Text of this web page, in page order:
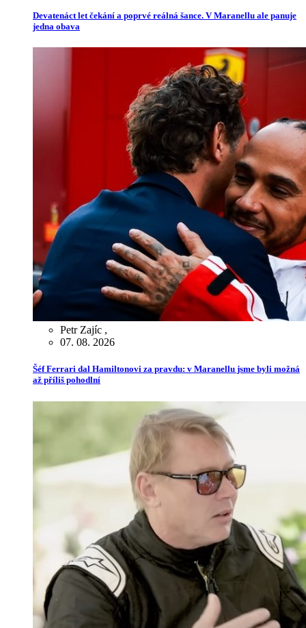
Devatenáct let čekání a poprvé reálná šance. V Maranellu ale panuje
jedna obava
Petr Zajíc ,
07. 08. 2026
Šéf Ferrari dal Hamiltonovi za pravdu: v Maranellu jsme byli možná
až příliš pohodlní